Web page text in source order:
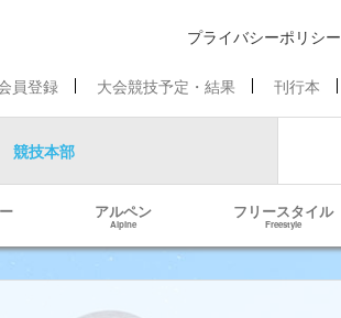
プライバシーポリシー
員登録 大会競技予定・結果 刊行本
競技本部
アルペン
Alpine
フリースタイル
Freestyle